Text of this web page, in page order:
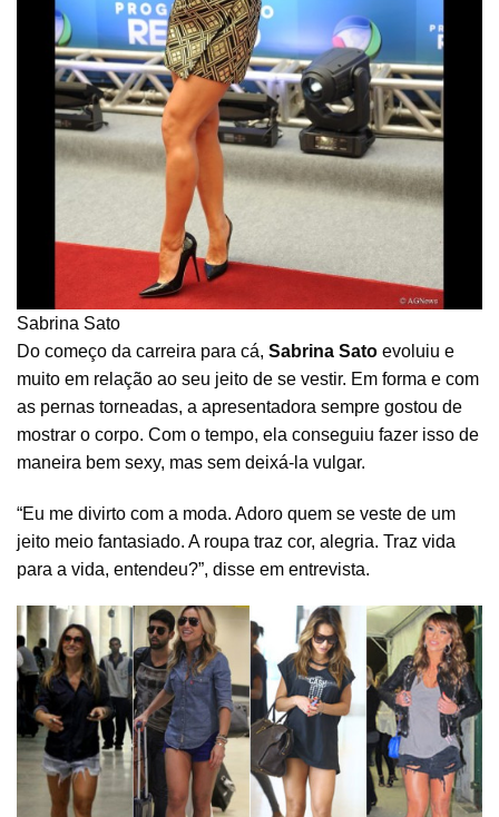
Sabrina Sato
Do começo da carreira para cá, Sabrina Sato evoluiu e
muito em relação ao seu jeito de se vestir. Em forma e com
as pernas torneadas, a apresentadora sempre gostou de
mostrar o corpo. Com o tempo, ela conseguiu fazer isso de
maneira bem sexy, mas sem deixá-la vulgar.
“Eu me divirto com a moda. Adoro quem se veste de um
jeito meio fantasiado. A roupa traz cor, alegria. Traz vida
para a vida, entendeu?”, disse em entrevista.